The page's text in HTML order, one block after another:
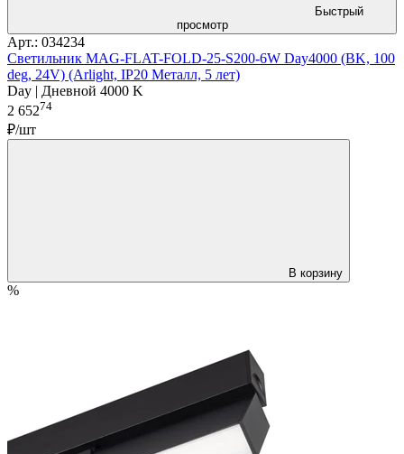
Быстрый
просмотр
Арт.: 034234
Светильник MAG-FLAT-FOLD-25-S200-6W Day4000 (BK, 100
deg, 24V) (Arlight, IP20 Металл, 5 лет)
Day | Дневной 4000 K
2 65274
₽/шт
В корзину
%